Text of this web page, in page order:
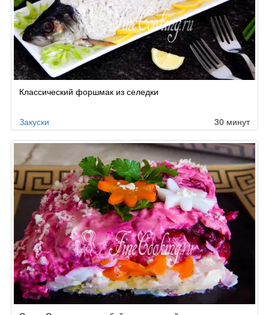
Классический форшмак из селедки
Закуски 30 минут